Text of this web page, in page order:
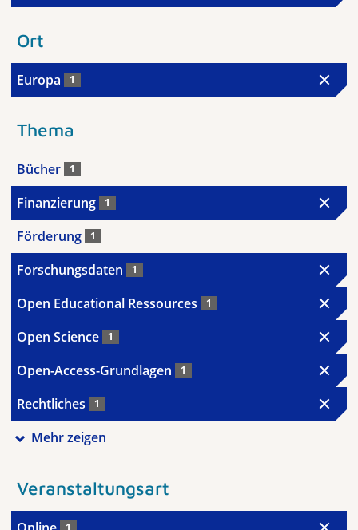
Ort
Europa 1
Thema
Bücher 1
Finanzierung 1
Förderung 1
Forschungsdaten 1
Open Educational Ressources 1
Open Science 1
Open-Access-Grundlagen 1
Rechtliches 1
Mehr zeigen
Veranstaltungsart
1